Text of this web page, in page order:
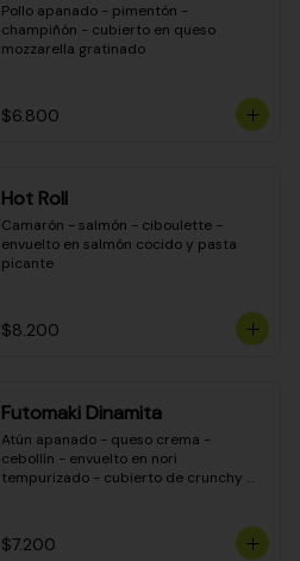
Pollo apanado - pimentón -
champiñón - cubierto en queso
mozzarella gratinado
$6.800
Hot Roll
Camarón - salmón - ciboulette -
envuelto en salmón cocido y pasta
picante
$8.200
Futomaki Dinamita
Atún apanado - queso crema -
cebollín - envuelto en nori
tempurizado - cubierto de crunchy
$7.200